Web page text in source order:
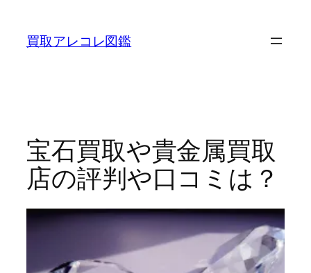
買取アレコレ図鑑
宝石買取や貴金属買取
店の評判や口コミは？